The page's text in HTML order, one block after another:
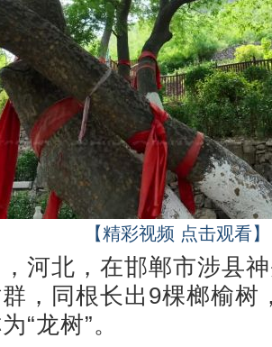
【精彩视频 点击观看】
北，在邯郸市涉县神
，同根长出9棵榔榆树
“龙树”。